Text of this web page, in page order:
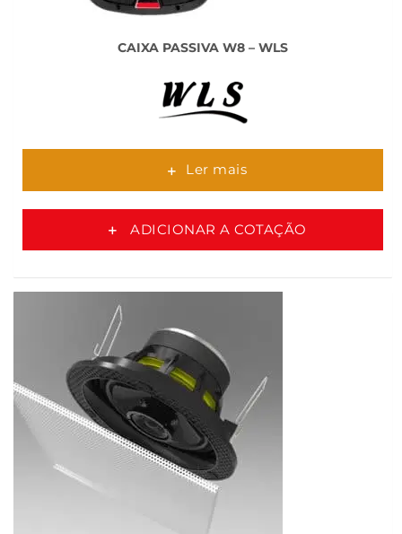
CAIXA PASSIVA W8 – WLS
Ler mais
ADICIONAR A COTAÇÃO